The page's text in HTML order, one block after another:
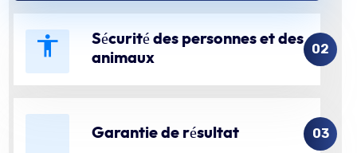
Sécurité des personnes et des
animaux
02
Garantie de résultat 03